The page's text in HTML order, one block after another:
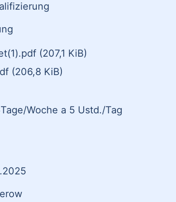
(207,1 KiB)
(206,8 KiB)
Woche a 5 Ustd./Tag